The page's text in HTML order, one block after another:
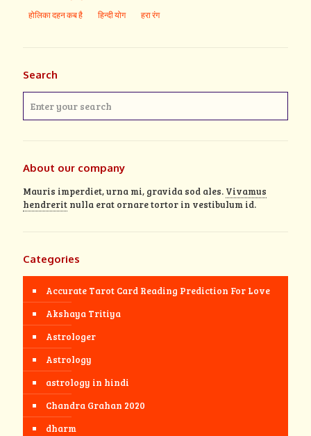
होलिका दहन कब है
हिन्दी योग हरा रंग
Search
About our company
Mauris imperdiet, urna mi, gravida sod ales. Vivamus
hendrerit nulla erat ornare tortor in vestibulum id.
Categories
Accurate Tarot Card Reading Prediction For Love
Akshaya Tritiya
Astrologer
Astrology
astrology in hindi
Chandra Grahan 2020
dharm